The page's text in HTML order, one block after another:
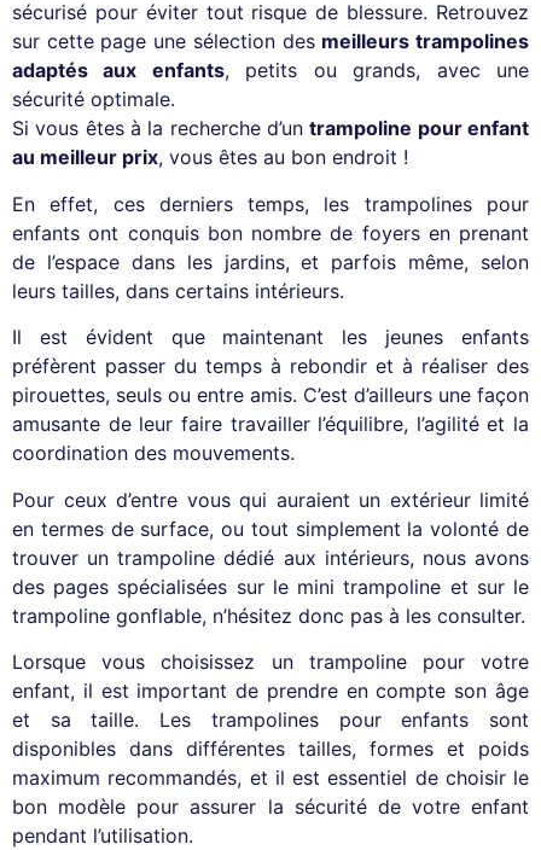
sécurisé pour éviter tout risque de blessure. Retrouvez
sur cette page une sélection des meilleurs trampolines
adaptés aux enfants, petits ou grands, avec une
sécurité optimale.
Si vous êtes à la recherche d’untrampoline pour enfant
au meilleur prix, vous êtes au bon endroit !
En effet, ces derniers temps, les trampolines pour
enfants ont conquis bon nombre de foyers en prenant
de l’espace dans les jardins, et parfois même, selon
leurs tailles, dans certains intérieurs.
Il est évident que maintenant les jeunes enfants
préfèrent passer du temps à rebondir et à réaliser des
pirouettes, seuls ou entre amis. C’est d’ailleurs une façon
amusante de leur faire travailler l’équilibre, l’agilité et la
coordination des mouvements.
Pour ceux d’entre vous qui auraient un extérieur limité
en termes de surface, ou tout simplement la volonté de
trouver un trampoline dédié aux intérieurs, nous avons
des pages spécialisées sur le mini trampoline et sur le
trampoline gonflable, n’hésitez donc pas à les consulter.
Lorsque vous choisissez un trampoline pour votre
enfant, il est important de prendre en compte son âge
et sa taille. Les trampolines pour enfants sont
disponibles dans différentes tailles, formes et poids
maximum recommandés, et il est essentiel de choisir le
bon modèle pour assurer la sécurité de votre enfant
pendant l’utilisation.